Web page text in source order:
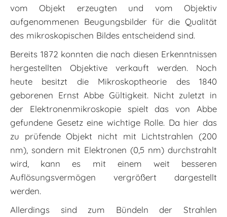
vom Objekt erzeugten und vom Objektiv
aufgenommenen Beugungsbilder für die Qualität
des mikroskopischen Bildes entscheidend sind.
Bereits 1872 konnten die nach diesen Erkenntnissen
hergestellten Objektive verkauft werden. Noch
heute besitzt die Mikroskoptheorie des 1840
geborenen Ernst Abbe Gültigkeit. Nicht zuletzt in
der Elek­tronenmikroskopie spielt das von Abbe
gefundene Gesetz eine wichtige Rolle. Da hier das
zu prüfende Objekt nicht mit Lichtstrahlen (200
nm), sondern mit Elektronen (0,5 nm) durchstrahlt
wird, kann es mit einem weit besseren
Auflösungsvermögen vergrößert dargestellt
werden.
Allerdings sind zum Bündeln der Strahlen